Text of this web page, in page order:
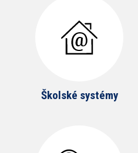
Školské systémy